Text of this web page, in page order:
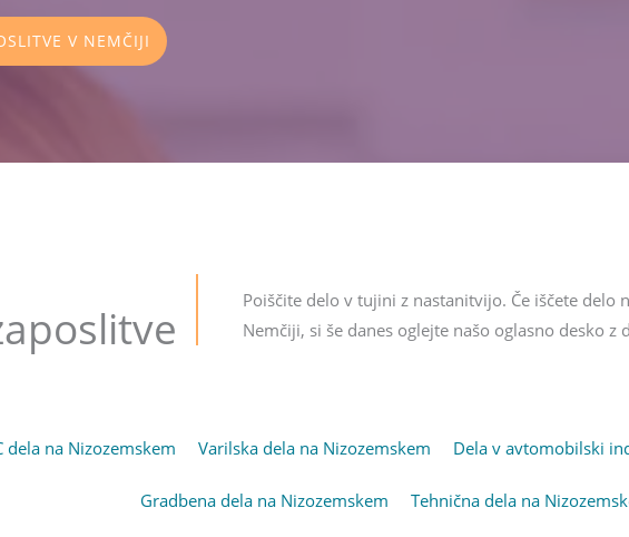
V NEMČIJI
Poiščite delo v tujini z nastanitvijo. Če iščete delo
Nemčiji, si še danes oglejte našo oglasno desko z
in new tab)
dela na Nizozemskem (opens in new tab)
Varilska dela na Nizozemskem (opens in new tab)
Dela v avtomobilski
Gradbena dela na Nizozemskem (opens in new tab)
Tehnična dela na